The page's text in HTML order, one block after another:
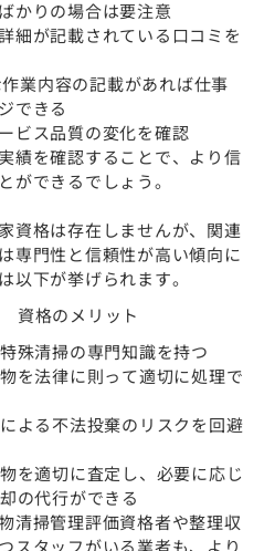
かりの場合は要注意
細が記載されている口コミを
業内容の記載があれば仕事
できる
ビス品質の変化を確認
績を確認することで、より信
ができるでしょう。
資格は存在しませんが、関連
専門性と信頼性が高い傾向に
以下が挙げられます。
資格のメリット
殊清掃の専門知識を持つ
を法律に則って適切に処理で
よる不法投棄のリスクを回避
を適切に査定し、必要に応じ
の代行ができる
清掃管理評価資格者や整理収
スタッフがいる業者も、より